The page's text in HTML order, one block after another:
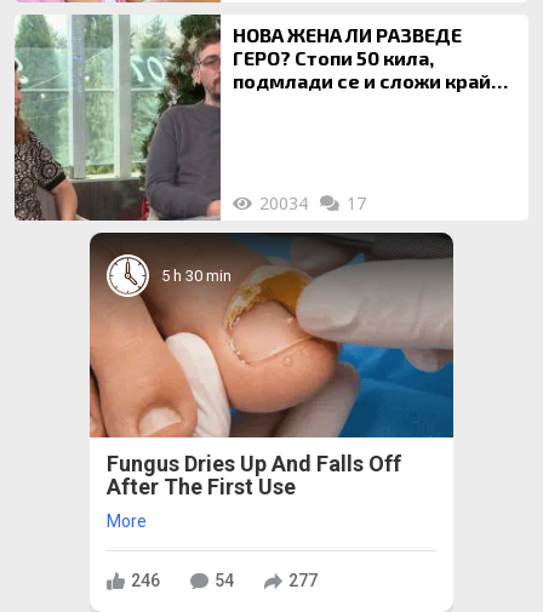
НОВА ЖЕНА ЛИ РАЗВЕДЕ
ГЕРО? Стопи 50 кила,
подмлади се и сложи край
20034 17
5 h 30 min
Fungus Dries Up And Falls Off
After The First Use
More
246 54 277